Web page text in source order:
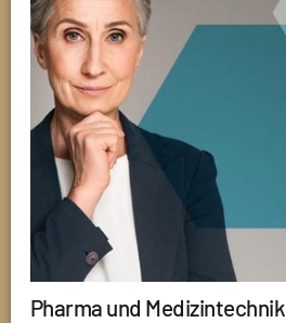
Pharma und Medizintechnik